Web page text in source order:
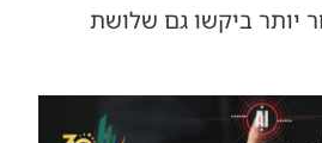
יותר ביקשו גם שלושת